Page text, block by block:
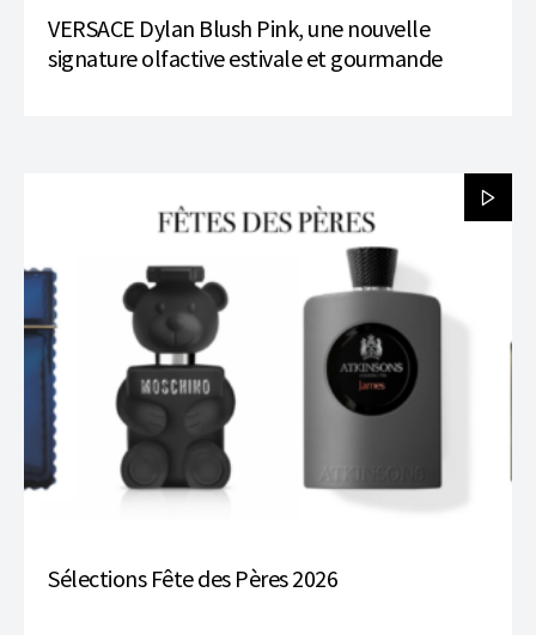
VERSACE Dylan Blush Pink, une nouvelle
signature olfactive estivale et gourmande
Sélections Fête des Pères 2026